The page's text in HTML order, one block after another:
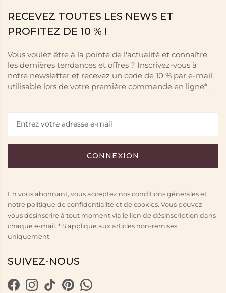
RECEVEZ TOUTES LES NEWS ET
PROFITEZ DE 10 % !
Vous voulez être à la pointe de l'actualité et connaître
les dernières tendances et offres ? Inscrivez-vous à
notre newsletter et recevez un code de 10 % par e-mail,
utilisable lors de votre première commande en ligne*.
En vous abonnant, vous acceptez nos conditions générales et
notre politique de confidentialité et de cookies. Vous pouvez
vous désinscrire à tout moment via le lien de désinscription dans
chaque e-mail. * S'applique aux articles non-remisés
uniquement.
SUIVEZ-NOUS